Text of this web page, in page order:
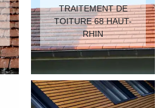
TRAITEMENT DE
TOITURE 68 HAUT-
RHIN